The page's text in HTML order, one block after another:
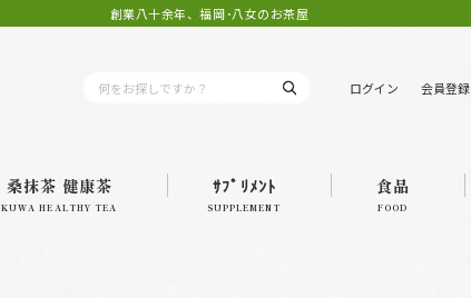
創業八十余年、福岡･八女のお茶屋
ログイン 会員登録
桑抹茶 健康茶
KUWA HEALTHY TEA
ｻﾌﾟﾘﾒﾝﾄ
SUPPLEMENT
食品
FOOD